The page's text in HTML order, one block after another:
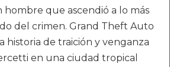
hombre que ascendió a lo más
del crimen. Grand Theft Auto
historia de traición y venganza
en una ciudad tropical